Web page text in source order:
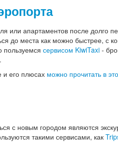
или апартаментов после долго
до места как можно быстрее, с
сервисом KiwiTaxi -
и его плюсах можно прочитать в
с новым городом являются
такими сервисами, как